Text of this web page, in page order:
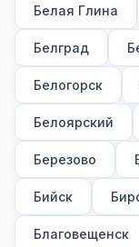
Белая Глина
Белград
Белогорск
Белоярский
Березово
Бийск
Благовещенск